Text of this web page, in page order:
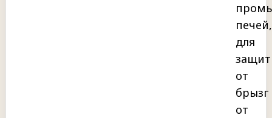
печей,
для
от
брызг
от